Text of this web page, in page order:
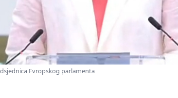
Evropskog parlamenta